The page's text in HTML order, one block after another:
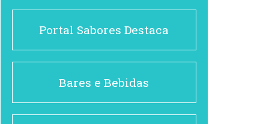
Portal Sabores Destaca
Bares e Bebidas